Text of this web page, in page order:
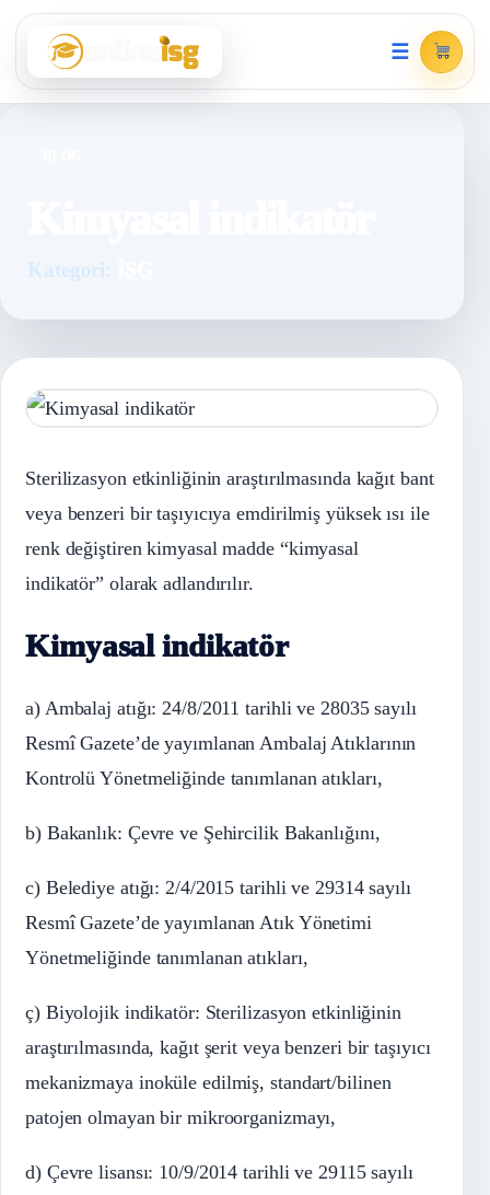
☰
Kategori:
Sterilizasyon etkinliğinin araştırılmasında kağıt bant
veya benzeri bir taşıyıcıya emdirilmiş yüksek ısı ile
renk değiştiren kimyasal madde “kimyasal
indikatör” olarak adlandırılır.
Kimyasal indikatör
a) Ambalaj atığı: 24/8/2011 tarihli ve 28035 sayılı
Resmî Gazete’de yayımlanan Ambalaj Atıklarının
Kontrolü Yönetmeliğinde tanımlanan atıkları,
b) Bakanlık: Çevre ve Şehircilik Bakanlığını,
c) Belediye atığı: 2/4/2015 tarihli ve 29314 sayılı
Resmî Gazete’de yayımlanan Atık Yönetimi
Yönetmeliğinde tanımlanan atıkları,
ç) Biyolojik indikatör: Sterilizasyon etkinliğinin
araştırılmasında, kağıt şerit veya benzeri bir taşıyıcı
mekanizmaya inoküle edilmiş, standart/bilinen
patojen olmayan bir mikroorganizmayı,
d) Çevre lisansı: 10/9/2014 tarihli ve 29115 sayılı